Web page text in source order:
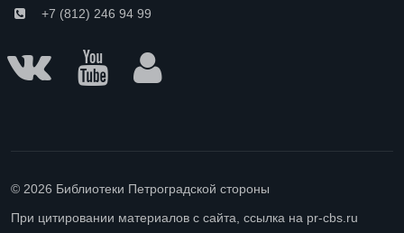
+7 (812) 246 94 99
© 2026 Библиотеки Петроградской стороны
При цитировании материалов с сайта, ссылка на pr-cbs.ru